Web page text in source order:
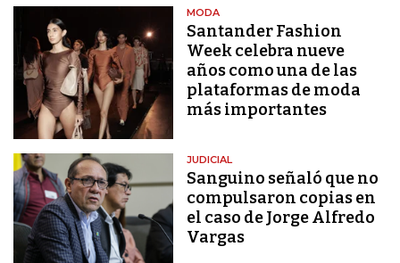
MODA
Santander Fashion
Week celebra nueve
años como una de las
plataformas de moda
más importantes
JUDICIAL
Sanguino señaló que no
compulsaron copias en
el caso de Jorge Alfredo
Vargas